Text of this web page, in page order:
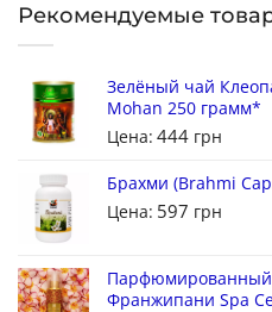
Рекомендуемые
Зелёный чай
Mohan 250 грамм*
Цена: 444 грн
Брахми (Brahmi
Цена: 597 грн
Парфюмированный
Франжипани Spa